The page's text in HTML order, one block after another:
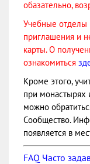
обазательно,
Учебные
приглашения и
карты. О
ознакомиться
Кроме этого,
при монастырях
можно
Сообщество.
появляется в
FAQ Часто